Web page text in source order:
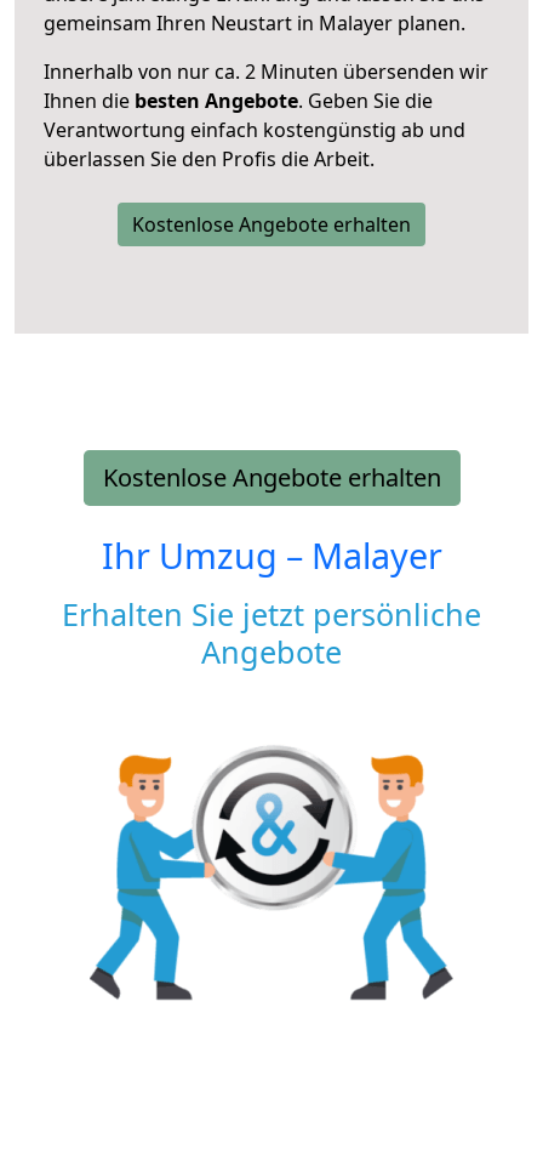
gemeinsam Ihren Neustart in Malayer planen.
Innerhalb von nur ca. 2 Minuten übersenden wir
Ihnen die besten Angebote. Geben Sie die
Verantwortung einfach kostengünstig ab und
überlassen Sie den Profis die Arbeit.
Kostenlose Angebote erhalten
Kostenlose Angebote erhalten
Ihr Umzug – Malayer
Erhalten Sie jetzt persönliche
Angebote